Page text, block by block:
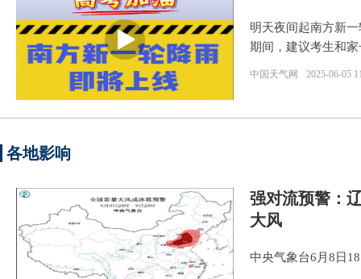
明天夜间起南方新
期间，建议考生和
中国天气网 2025-06-05
各地影响
强对流预警：
大风
中央气象台6月8日